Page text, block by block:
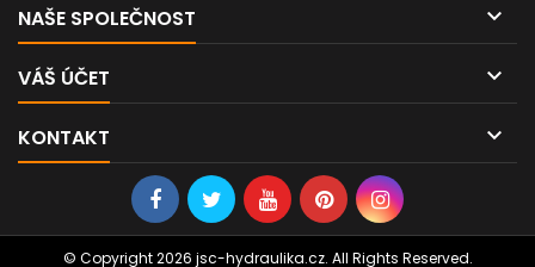
NAŠE SPOLEČNOST 
VÁŠ ÚČET 
KONTAKT 
© Copyright 2026 jsc-hydraulika.cz. All Rights Reserved.